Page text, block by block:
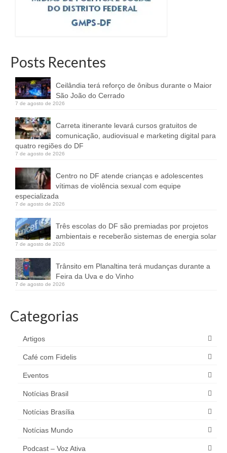
Posts Recentes
Ceilândia terá reforço de ônibus durante o Maior
São João do Cerrado
7 de agosto de 2026
Carreta itinerante levará cursos gratuitos de
comunicação, audiovisual e marketing digital para
quatro regiões do DF
7 de agosto de 2026
Centro no DF atende crianças e adolescentes
vítimas de violência sexual com equipe
especializada
7 de agosto de 2026
Três escolas do DF são premiadas por projetos
ambientais e receberão sistemas de energia solar
7 de agosto de 2026
Trânsito em Planaltina terá mudanças durante a
Feira da Uva e do Vinho
7 de agosto de 2026
Categorias
Artigos
Café com Fidelis
Eventos
Notícias Brasil
Notícias Brasília
Notícias Mundo
Podcast – Voz Ativa